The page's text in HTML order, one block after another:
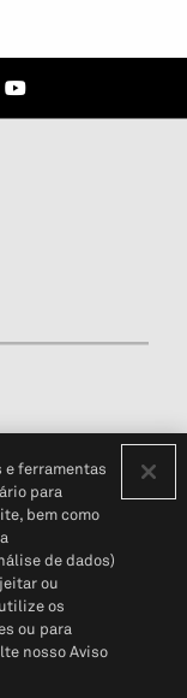
(em inglês)
S&P Global
e ferramentas
para
bem como
de dados)
ou
os
ou para
nosso Aviso